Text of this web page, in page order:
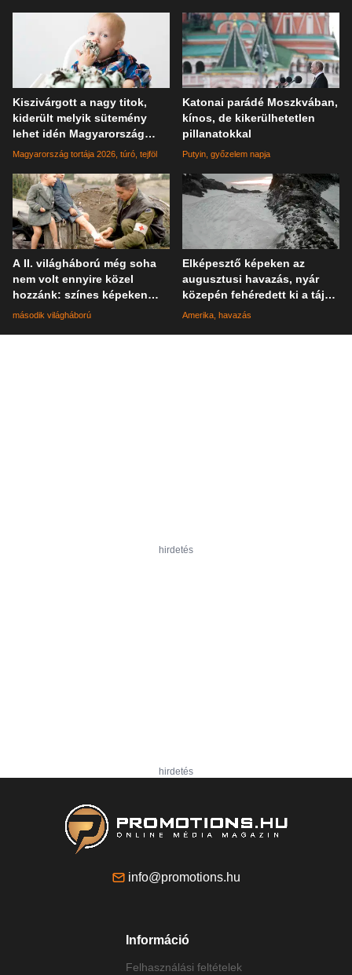
Kiszivárgott a nagy titok,
kiderült melyik sütemény
lehet idén Magyarország
tortája
Magyarország tortája 2026 túró tejföl
Katonai parádé Moszkvában,
kínos, de kikerülhetetlen
pillanatokkal
Putyin győzelem napja
A II. világháború még soha
nem volt ennyire közel
hozzánk: színes képeken
elevenednek meg a katonák
második világháború
Elképesztő képeken az
augusztusi havazás, nyár
közepén fehéredett ki a táj
Kaliforniában
Amerika havazás
hirdetés
hirdetés
info@promotions.hu
Információ
Felhasználási feltételek